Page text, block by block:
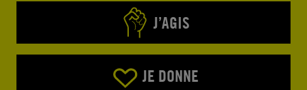
J’AGIS
JE DONNE